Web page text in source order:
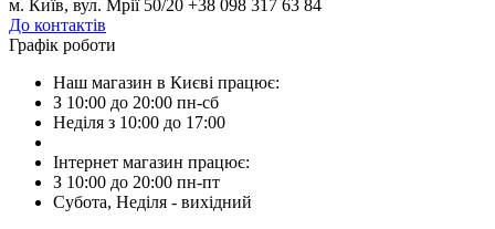
м. Київ, вул. Мрії 50/20 +38 098 317 63 84
До контактів
Графік роботи
Наш магазин в Києві працює:
З 10:00 до 20:00 пн-сб
Неділя з 10:00 до 17:00
Інтернет магазин працює:
З 10:00 до 20:00 пн-пт
Субота, Неділя - вихідний